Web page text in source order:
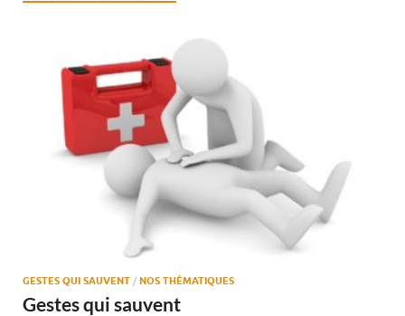
GESTES QUI SAUVENT / NOS THÉMATIQUES
Gestes qui sauvent